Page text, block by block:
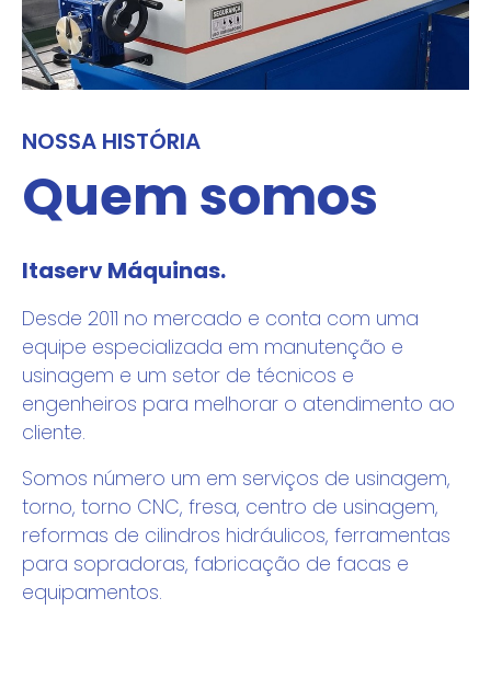
NOSSA HISTÓRIA
Quem somos
Itaserv Máquinas.
Desde 2011 no mercado e conta com uma
equipe especializada em manutenção e
usinagem e um setor de técnicos e
engenheiros para melhorar o atendimento ao
cliente.
Somos número um em serviços de usinagem,
torno, torno CNC, fresa, centro de usinagem,
reformas de cilindros hidráulicos, ferramentas
para sopradoras, fabricação de facas e
equipamentos.